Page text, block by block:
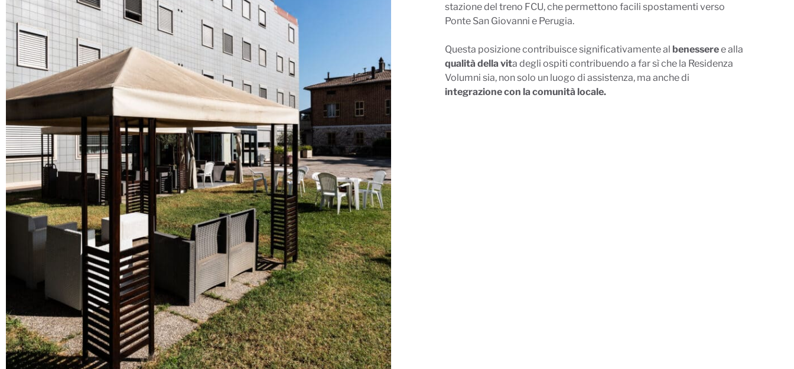
stazione del treno FCU, che permettono facili spostamenti verso
Ponte San Giovanni e Perugia.
Questa posizione contribuisce significativamente al benesseree alla
qualità della vita degli ospiti contribuendo a far sì che la Residenza
Volumni sia, non solo un luogo di assistenza, ma anche di
integrazione con la comunità locale.